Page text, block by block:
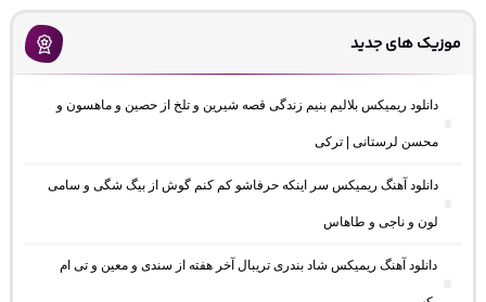
موزیک های جدید
دانلود ریمیکس بلالیم بنیم زندگی قصه شیرین و تلخ از حصین و ماهسون و
محسن لرستانی | ترکی
دانلود آهنگ ریمیکس سر اینکه حرفاشو کم کنم گوش از بیگ شگی و سامی
لون و ناجی و طاهاس
دانلود آهنگ ریمیکس شاد بندری تریبال آخر هفته از سندی و معین و تی ام